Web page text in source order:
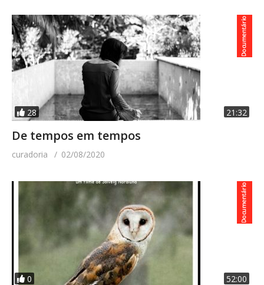
28 21:32
De tempos em tempos
curadoria 02/08/2020
0 52:00